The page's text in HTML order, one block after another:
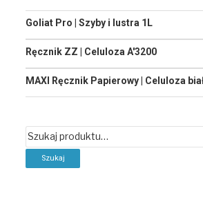
Goliat Pro | Szyby i lustra 1L
Ręcznik ZZ | Celuloza A'3200
MAXI Ręcznik Papierowy | Celuloza
Szukaj: